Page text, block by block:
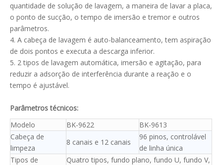
quantidade de solução de lavagem, a maneira de lavar a placa,
o ponto de sucção, o tempo de imersão e tremor e outros
parâmetros.
4. A cabeça de lavagem é auto-balanceamento, tem aspiração
de dois pontos e executa a descarga inferior.
5. 2 tipos de lavagem automática, imersão e agitação, para
reduzir a adsorção de interferência durante a reação e o
tempo é ajustável.
Parâmetros técnicos:
Modelo
BK-9622
BK-9613
Cabeça de
limpeza
8 canais e 12 canais
96 pinos, controlável
de linha única
Tipos de
Quatro tipos, fundo plano, fundo U, fundo V,